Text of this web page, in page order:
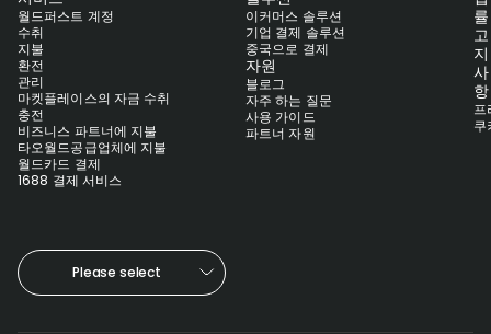
월드퍼스트 계정
수취
지불
환전
관리
마켓플레이스의 자금 수취
충전
비즈니스 파트너에 지불
타오월드공급업체에 지불
월드카드 결제
1688 결제 서비스
이커머스 솔루션
기업 결제 솔루션
중국으로 결제
자원
블로그
자주 하는 질문
사용 가이드
파트너 자원
률
고
지
사
항
프
쿠
Please select